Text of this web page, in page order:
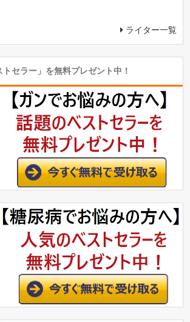
ライター一覧
トセラー」を無料プレゼント中！